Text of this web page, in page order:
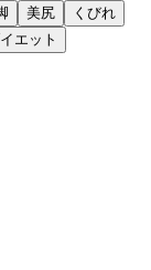
美尻
くびれ
エット